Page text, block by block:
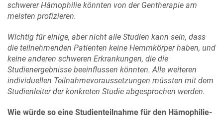
schwerer Hämophilie könnten von der Gentherapie am
meisten profizieren.
Wichtig für einige, aber nicht alle Studien kann sein, dass
die teilnehmenden Patienten keine Hemmkörper haben, und
keine anderen schweren Erkrankungen, die die
Studienergebnisse beeinflussen könnten. Alle weiteren
individuellen Teilnahmevoraussetzungen müssten mit dem
Studienleiter der konkreten Studie abgesprochen werden.
Wie würde so eine Studienteilnahme für den Hämophilie-